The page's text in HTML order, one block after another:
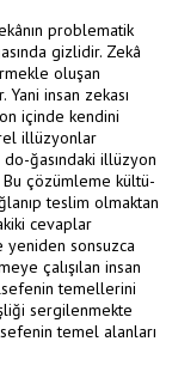
problematik
gizlidir. Zekâ
oluşan
insan zekası
içinde kendini
illüzyonlar
ğasındaki illüzyon
Bu çözümleme kültü-
teslim olmaktan
cevaplar
yeniden sonsuzca
çalışılan insan
temellerini
sergilenmekte
temel alanları